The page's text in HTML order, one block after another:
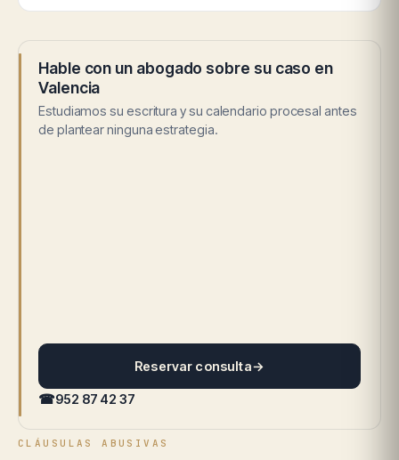
Hable con un abogado sobre su caso en
Valencia
Estudiamos su escritura y su calendario procesal antes
de plantear ninguna estrategia.
Reservar consulta→
☎952 87 42 37
CLÁUSULAS ABUSIVAS